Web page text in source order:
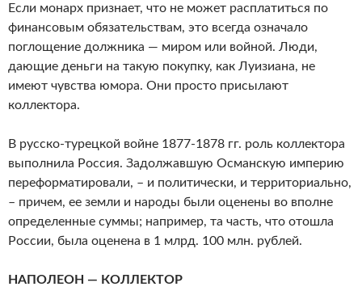
Если монарх признает, что не может расплатиться по
финансовым обязательствам, это всегда означало
поглощение должника — миром или войной. Люди,
дающие деньги на такую покупку, как Луизиана, не
имеют чувства юмора. Они просто присылают
коллектора.
В русско-турецкой войне 1877-1878 гг. роль коллектора
выполнила Россия. Задолжавшую Османскую империю
переформатировали, – и политически, и территориально,
– причем, ее земли и народы были оценены во вполне
определенные суммы; например, та часть, что отошла
России, была оценена в 1 млрд. 100 млн. рублей.
НАПОЛЕОН — КОЛЛЕКТОР